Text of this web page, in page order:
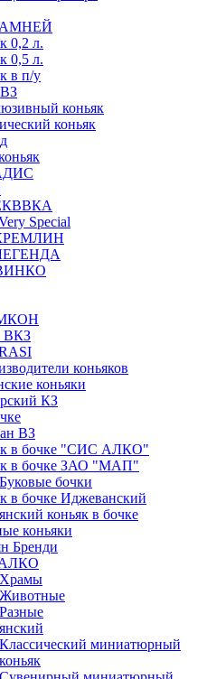
0,2 л.
0,5 л.
в п/у
коньяк
коньяк
Special
ВКЗ
коньяков
коньяки
КЗ
ВЗ
в бочке "СИС АЛКО"
в бочке ЗАО "МАП"
Буковые бочки
в бочке Иджеванский
коньяк в бочке
коньяки
Бренди
Храмы
Животные
Разные
Классический миниатюрный
коньяк